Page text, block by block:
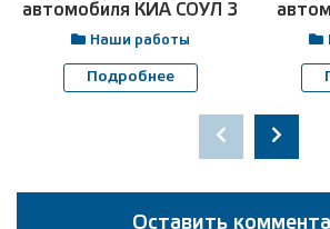
автомобиля КИА СОУЛ 3
Наши работы
Подробнее
Оставить